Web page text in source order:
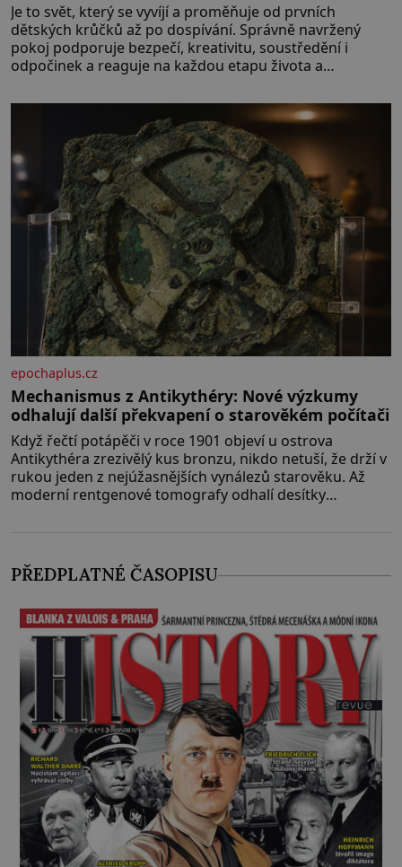
Je to svět, který se vyvíjí a proměňuje od prvních
dětských krůčků až po dospívání. Správně navržený
pokoj podporuje bezpečí, kreativitu, soustředění i
odpočinek a reaguje na každou etapu života a
jednoduchost, měkkost a bezpečí, proto by pokoj
miminka měl působit především klidně a útulně.
Předškolní věk je
epochaplus.cz
Mechanismus z Antikythéry: Nové výzkumy
odhalují další překvapení o starověkém počítači
Když řečtí potápěči v roce 1901 objeví u ostrova
Antikythéra zrezivělý kus bronzu, nikdo netuší, že drží v
rukou jeden z nejúžasnějších vynálezů starověku. Až
moderní rentgenové tomografy odhalí desítky
letech výzkumu
PŘEDPLATNÉ ČASOPISU